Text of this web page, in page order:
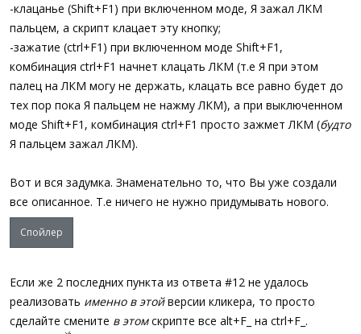
;
; ### Internals
;
Func __FEng_UI_Startup( )
$__FE_UI_CbMouse
DllCallbackRegister
EndFunc
If $__FE_UI_hMouseHook Then
_
_FEng_UI_AllowInput (0)
EndFunc
Local
$Ret = _WinAPI_CallNextHookEx(
; -
If
$iCode = 0 Then ;HC_ACTION
-клацанье (Shift+F1) при включенном моде, Я зажал ЛКМ
пальцем, а скрипт клацает эту кнопку;
-зажатие (ctrl+F1) при включенном моде Shift+F1,
комбинация ctrl+F1 начнет клацать ЛКМ (т.е Я при этом
палец на ЛКМ могу не держать, клацать все равно будет до
тех пор пока Я пальцем не нажму ЛКМ), а при выключенном
моде Shift+F1, комбинация ctrl+F1 просто зажмет ЛКМ (будто
Я пальцем зажал ЛКМ).
Вот и вся задумка. Знаменательно то, что Вы уже создали
все описанное. Т.е ничего не нужно придумывать нового.
Спойлер
Если же 2 последних пункта из ответа #12 не удалось
реализовать именно в этойверсии кликера, то просто
сделайте смените в этомскрипте все alt+F_ на ctrl+F_.